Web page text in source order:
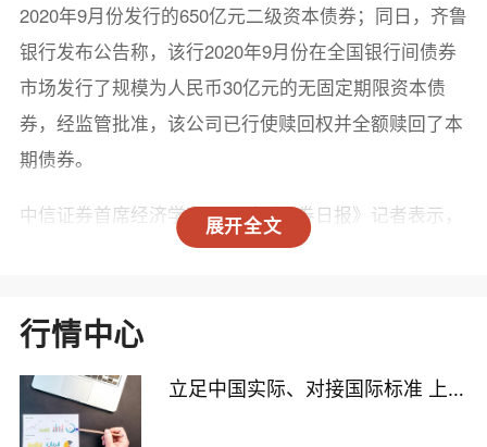
展开全文
2020年9月份发行的650亿元二级资本债券；同日，齐鲁
银行发布公告称，该行2020年9月份在全国银行间债券
市场发行了规模为人民币30亿元的无固定期限资本债
券，经监管批准，该公司已行使赎回权并全额赎回了本
期债券。
中信证券首席经济学家明明对《证券日报》记者表示，
银行赎回旧债主要有三方面原因，一是降低资本成本。
量债券，银行选择赎回后再融资，可以降低资本补充成
本。二是出于市场声誉考量。赎回旧债往往被市场解读
为银行经营稳健、流动性充裕的信号，有助于稳定投资
者信心。三是条款安排。多数“二永债”在发行时约定了
行情中心
立足中国实际、对接国际标准 上交